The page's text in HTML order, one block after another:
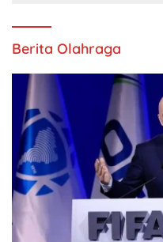
Berita Olahraga